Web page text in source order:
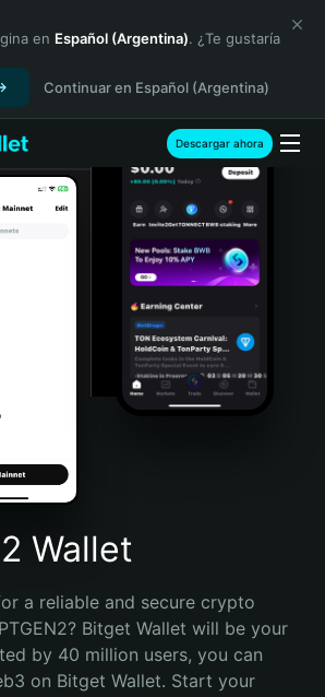
en Español (Argentina). ¿Te gustaría
Continuar en Español (Argentina)
Descargar ahora
Wallet
a reliable and secure crypto
Bitget Wallet will be your
by 40 million users, you can
on Bitget Wallet. Start your